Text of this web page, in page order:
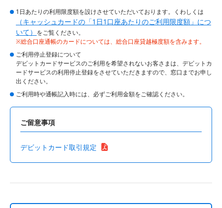
1日あたりの利用限度額を設けさせていただいております。くわしくは
（キャッシュカードの「1日1口座あたりのご利用限度額」につ
いて） をご覧ください。
※総合口座通帳のカードについては、総合口座貸越極度額を含みます。
ご利用停止登録について
デビットカードサービスのご利用を希望されないお客さまは、デビットカ
ードサービスの利用停止登録をさせていただきますので、窓口までお申し
出ください。
ご利用時や通帳記入時には、必ずご利用金額をご確認ください。
ご留意事項
デビットカード取引規定